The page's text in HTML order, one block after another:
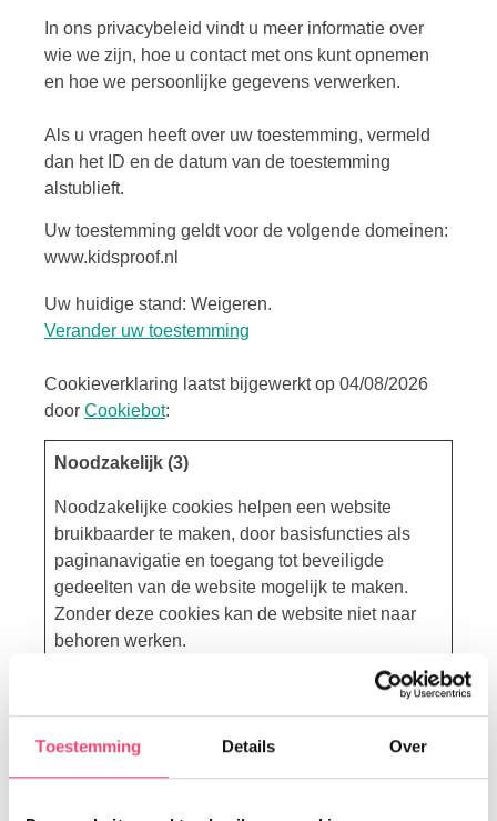
Toestemming Details Over
In ons privacybeleid vindt u meer informatie over
wie we zijn, hoe u contact met ons kunt opnemen
en hoe we persoonlijke gegevens verwerken.
Als u vragen heeft over uw toestemming, vermeld
dan het ID en de datum van de toestemming
alstublieft.
Uw toestemming geldt voor de volgende domeinen:
www.kidsproof.nl
Uw huidige stand: Weigeren.
Verander uw toestemming
Cookieverklaring laatst bijgewerkt op 04/08/2026
door Cookiebot:
Noodzakelijk (3)
Noodzakelijke cookies helpen een website
bruikbaarder te maken, door basisfuncties als
paginanavigatie en toegang tot beveiligde
gedeelten van de website mogelijk te maken.
Zonder deze cookies kan de website niet naar
behoren werken.
Maximale
__cf_bm
proof.nl
Deze cookie
wordt gebruikt om
1 dag